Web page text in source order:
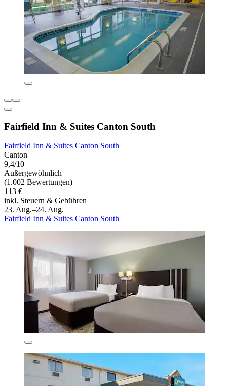
Fairfield Inn & Suites Canton South
Fairfield Inn & Suites Canton South
Canton
9,4/10
Außergewöhnlich
(1.002 Bewertungen)
113 €
inkl. Steuern & Gebühren
23. Aug.–24. Aug.
Fairfield Inn & Suites Canton South